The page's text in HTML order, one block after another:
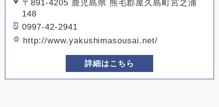
〒891-4205 鹿児島県 熊毛郡屋久島町宮之浦
148
0997-42-2941
http://www.yakushimasousai.net/
詳細はこちら